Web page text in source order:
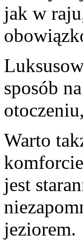
jak w
sposób
Warto
⁣jest
jeziorem.